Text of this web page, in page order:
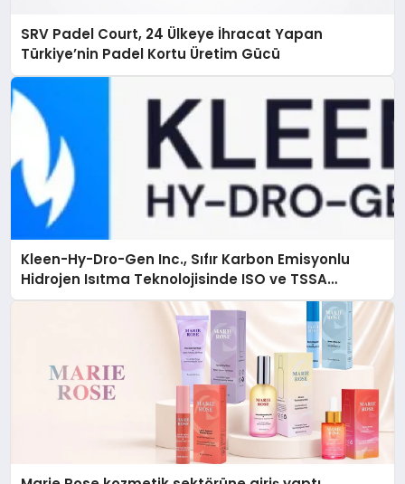
SRV Padel Court, 24 Ülkeye İhracat Yapan
Türkiye’nin Padel Kortu Üretim Gücü
Kleen-Hy-Dro-Gen Inc., Sıfır Karbon Emisyonlu
Hidrojen Isıtma Teknolojisinde ISO ve TSSA
Düzenleyici Onaylarını Aldı